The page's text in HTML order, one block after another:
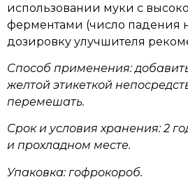
использовании муки с
ферментами (число падения
дозировку улучшителя
Способ применения:
желтой этикеткой
перемешать.
Срок и условия хранения: 2
и прохладном месте.
Упаковка: гофрокороб.